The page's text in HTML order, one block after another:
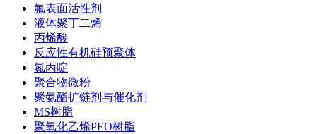
氟表面活性剂
液体聚丁二烯
丙烯酸
反应性有机硅预聚体
氮丙啶
聚合物微粉
聚氨酯扩链剂与催化剂
MS树脂
聚氧化乙烯PEO树脂